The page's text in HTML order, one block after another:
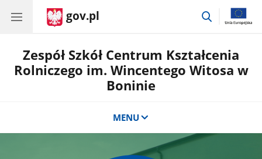
gov.pl
przejdź
Zespół Szkół Centrum Kształcenia
Rolniczego im. Wincentego Witosa w
Boninie
MENU